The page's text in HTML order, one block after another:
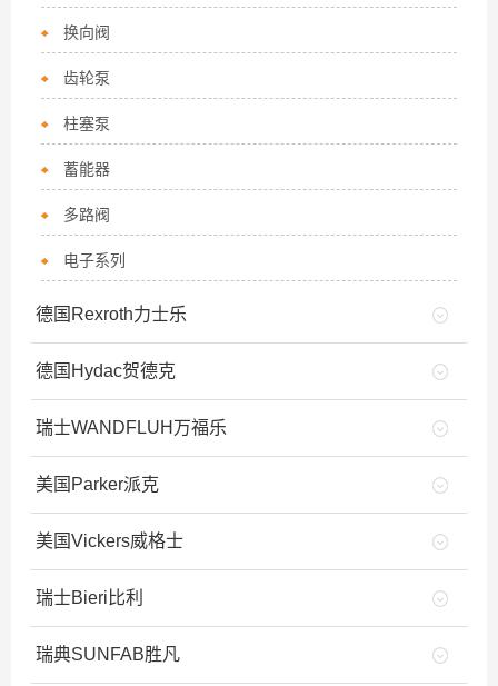
换向阀
齿轮泵
柱塞泵
蓄能器
多路阀
电子系列
德国Rexroth力士乐
德国Hydac贺德克
瑞士WANDFLUH万福乐
美国Parker派克
美国Vickers威格士
瑞士Bieri比利
瑞典SUNFAB胜凡